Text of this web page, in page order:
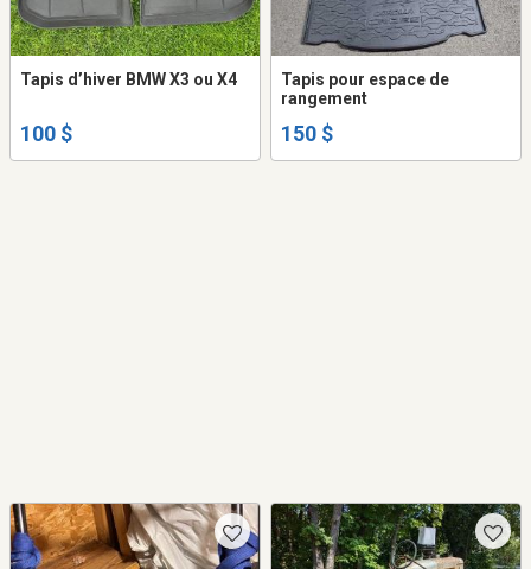
Tapis d’hiver BMW X3 ou X4
100 $
Tapis pour espace de
rangement
150 $